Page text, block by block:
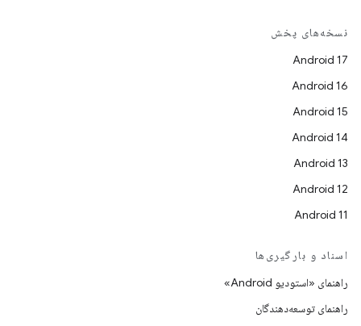
نسخه‌های پخش
Android 17
Android 16
Android 15
Android 14
Android 13
Android 12
Android 11
اسناد و بارگیری‌ها
راهنمای «استودیو Android»
راهنمای توسعه‌دهندگان